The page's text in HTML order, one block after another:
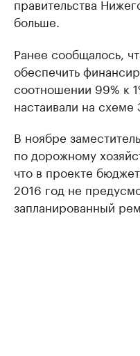
правительства
больше.
Ранее сообщалось,
обеспечить
соотношении 99% к
настаивали на схеме
В ноябре
по дорожному
что в проекте
2016 год не
запланированный